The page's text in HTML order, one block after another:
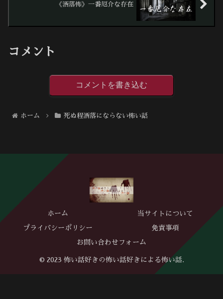
《洒落怖》一番厄介な存在
コメント
コメントを書き込む
ホーム 死ぬ程洒落にならない怖い話
ホーム 当サイトについて
プライバシーポリシー 免責事項
お問い合わせフォーム
© 2023 怖い話好きの怖い話好きによる怖い話.